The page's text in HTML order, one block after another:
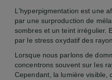
L'hyperpigmentation est une
par une surproduction de
sombres et un teint irrégulier.
par le stress oxydatif des
Lorsque nous parlons de
concentrons souvent sur les
Cependant, la lumière visible,